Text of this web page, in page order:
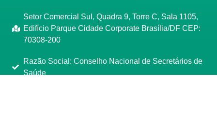
Setor Comercial Sul, Quadra 9, Torre C, Sala 1105,
Edifício Parque Cidade Corporate Brasília/DF CEP:
70308-200
Razão Social: Conselho Nacional de Secretários de
Saúde